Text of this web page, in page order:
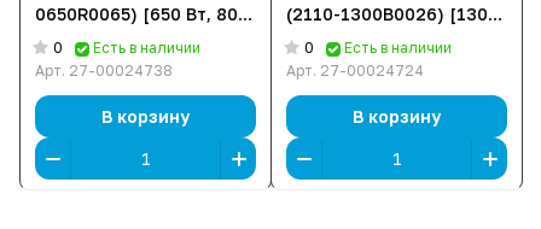
0650R0065) [650 Вт, 80
PLUS Bronze, 5x SATA, 2 x
6+2 pin PCIe, 1x 4+4 pin
0
Есть в наличии
Арт. 27-00024738
В корзину
(2110-1300B0026) [1300
Вт, 80 PLUS Platinum, 10x
SATA, 1 x 16 pin
PCIe, 2x 4+4 pin CPU,
ATX]
0
Есть в наличии
Арт. 27-00024724
В корзину